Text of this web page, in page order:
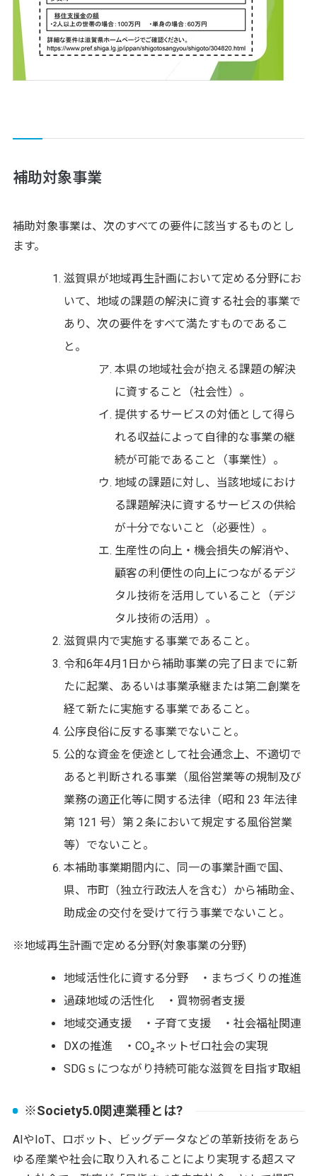
補助対象事業
補助対象事業は、次のすべての要件に該当するものとし
ます。
滋賀県が地域再生計画において定める分野にお
いて、地域の課題の解決に資する社会的事業で
あり、次の要件をすべて満たすものであるこ
と。
本県の地域社会が抱える課題の解決
に資すること（社会性）。
提供するサービスの対価として得ら
れる収益によって自律的な事業の継
続が可能であること（事業性）。
地域の課題に対し、当該地域におけ
る課題解決に資するサービスの供給
が十分でないこと（必要性）。
生産性の向上・機会損失の解消や、
顧客の利便性の向上につながるデジ
タル技術を活用していること（デジ
タル技術の活用）。
滋賀県内で実施する事業であること。
令和6年4月1日から補助事業の完了日までに新
たに起業、あるいは事業承継または第二創業を
経て新たに実施する事業であること。
公序良俗に反する事業でないこと。
公的な資金を使途として社会通念上、不適切で
あると判断される事業（風俗営業等の規制及び
業務の適正化等に関する法律（昭和 23 年法律
第 121 号）第２条において規定する風俗営業
等）でないこと。
本補助事業期間内に、同一の事業計画で国、
県、市町（独立行政法人を含む）から補助金、
助成金の交付を受けて行う事業でないこと。
※地域再生計画で定める分野(対象事業の分野)
地域活性化に資する分野 ・まちづくりの推進
過疎地域の活性化 ・買物弱者支援
地域交通支援 ・子育て支援 ・社会福祉関連
DXの推進 ・CO₂ネットゼロ社会の実現
SDGｓにつながり持続可能な滋賀を目指す取組
※Society5.0関連業種とは?
AIやIoT、ロボット、ビッグデータなどの革新技術をあら
ゆる産業や社会に取り入れることにより実現する超スマ